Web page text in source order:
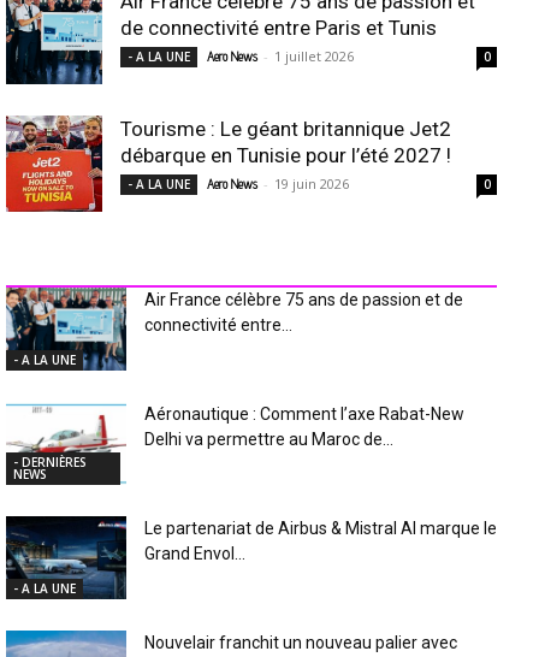
de connectivité entre Paris et Tunis
- A LA UNE Aero News - 1 juillet 2026 0
Tourisme : Le géant britannique Jet2
débarque en Tunisie pour l’été 2027 !
- A LA UNE Aero News - 19 juin 2026 0
- A LA UNE
Air France célèbre 75 ans de passion et de
connectivité entre...
- DERNIÈRES
NEWS
Aéronautique : Comment l’axe Rabat-New
Delhi va permettre au Maroc de...
- A LA UNE
Le partenariat de Airbus & Mistral AI marque le
Grand Envol...
Nouvelair franchit un nouveau palier avec